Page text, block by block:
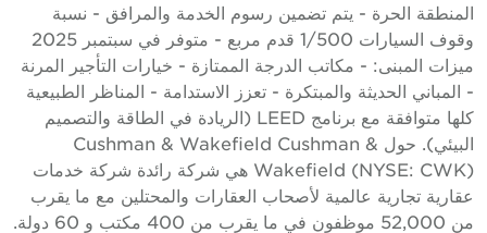
المنطقة الحرة - يتم تضمين رسوم الخدمة والمرافق - نسبة
وقوف السيارات 1/500 قدم مربع - متوفر في سبتمبر 2025
ميزات المبنى: - مكاتب الدرجة الممتازة - خيارات التأجير المرنة
- المباني الحديثة والمبتكرة - تعزز الاستدامة - المناظر الطبيعية
كلها متوافقة مع برنامج LEED (الريادة في الطاقة والتصميم
البيئي). حول Cushman & Wakefield Cushman &
Wakefield (NYSE: CWK) هي شركة رائدة شركة خدمات
عقارية تجارية عالمية لأصحاب العقارات والمحتلين مع ما يقرب
من 52,000 موظفون في ما يقرب من 400 مكتب و 60 دولة.